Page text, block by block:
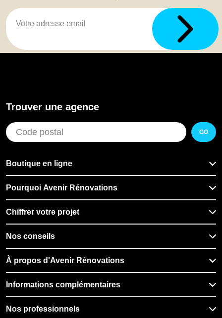
Trouver une agence
GO
Boutique en ligne
Pourquoi Avenir Rénovations
Chiffrer votre projet
Nos conseils
À propos d'Avenir Rénovations
Informations complémentaires
Nos professionnels